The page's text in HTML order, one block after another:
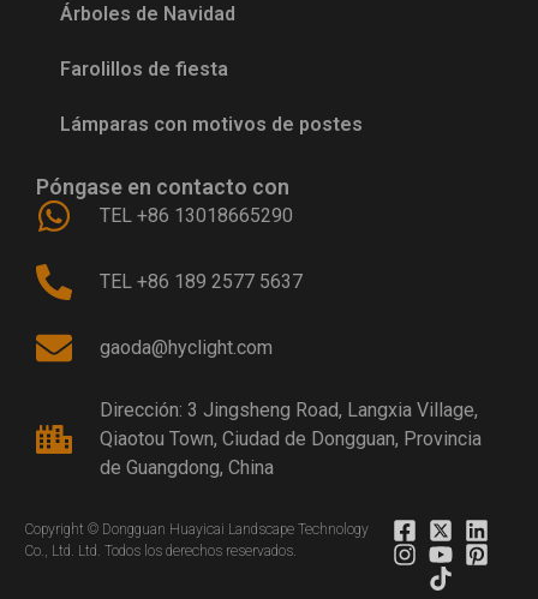
Árboles de Navidad
Farolillos de fiesta
Lámparas con motivos de postes
Póngase en contacto con
TEL +86 13018665290
TEL +86 189 2577 5637
gaoda@hyclight.com
Dirección: 3 Jingsheng Road, Langxia Village,
Qiaotou Town, Ciudad de Dongguan, Provincia
de Guangdong, China
Copyright © Dongguan Huayicai Landscape Technology
Co., Ltd. Ltd. Todos los derechos reservados.